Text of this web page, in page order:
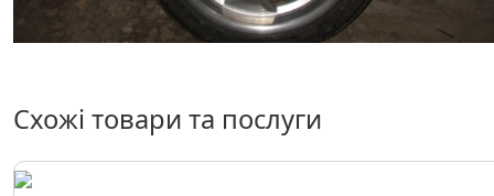
Схожі товари та послуги